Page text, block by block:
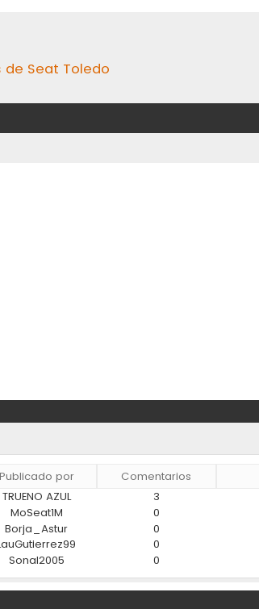
de Seat Toledo
Publicado por Comentarios
TRUENO AZUL 3
MoSeat1M 0
Borja_Astur 0
0
Sonal2005 0